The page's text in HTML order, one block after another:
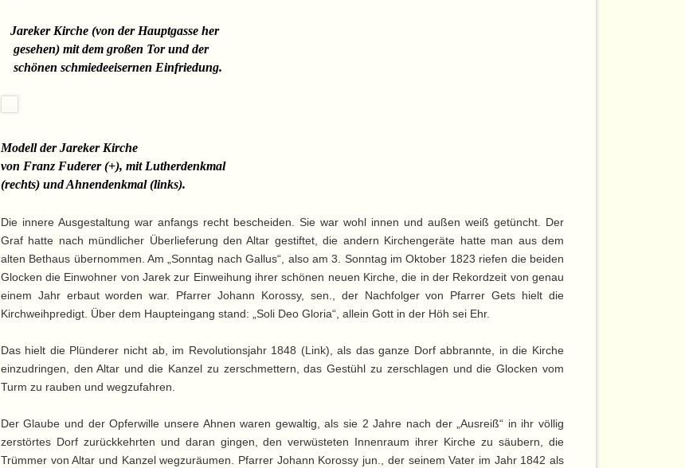
Jareker Kirche (von der Hauptgasse her
gesehen) mit dem großen Tor und der
schönen schmiedeeisernen Einfriedung.
Modell der Jareker Kirche
von Franz Fuderer (+), mit Lutherdenkmal
(rechts) und Ahnendenkmal (links).
Die innere Ausgestaltung war anfangs recht bescheiden. Sie war wohl innen und außen weiß getüncht. Der
Graf hatte nach mündlicher Überlieferung den Altar gestiftet, die andern Kirchengeräte hatte man aus dem
alten Bethaus übernommen. Am „Sonntag nach Gallus“, also am 3. Sonntag im Oktober 1823 riefen die beiden
Glocken die Einwohner von Jarek zur Einweihung ihrer schönen neuen Kirche, die in der Rekordzeit von genau
einem Jahr erbaut worden war. Pfarrer Johann Korossy, sen., der Nachfolger von Pfarrer Gets hielt die
Kirchweihpredigt. Über dem Haupteingang stand: „Soli Deo Gloria“, allein Gott in der Höh sei Ehr.
Das hielt die Plünderer nicht ab, im Revolutionsjahr 1848 (Link), als das ganze Dorf abbrannte, in die Kirche
einzudringen, den Altar und die Kanzel zu zerschmettern, das Gestühl zu zerschlagen und die Glocken vom
Turm zu rauben und wegzufahren.
Der Glaube und der Opferwille unsere Ahnen waren gewaltig, als sie 2 Jahre nach der „Ausreiß“ in ihr völlig
zerstörtes Dorf zurückkehrten und daran gingen, den verwüsteten Innenraum ihrer Kirche zu säubern, die
Trümmer von Altar und Kanzel wegzuräumen. Pfarrer Johann Korossy jun., der seinem Vater im Jahr 1842 als